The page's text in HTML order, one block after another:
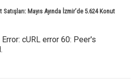
Mayıs Ayında İzmir’de 5.624 Konut
cURL error 60: Peer's